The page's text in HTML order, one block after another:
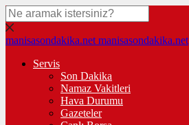
manisasondakika.net manisasondakika.net
Servis
Son Dakika
Namaz Vakitleri
Hava Durumu
Gazeteler